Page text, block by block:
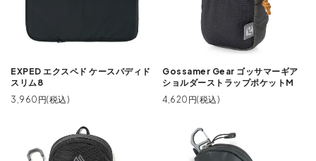
EXPED エクスペド ケースパディド
スリム8
3,960円(税込)
Gossamer Gear ゴッサマーギア
ショルダーストラップポケットM
4,620円(税込)